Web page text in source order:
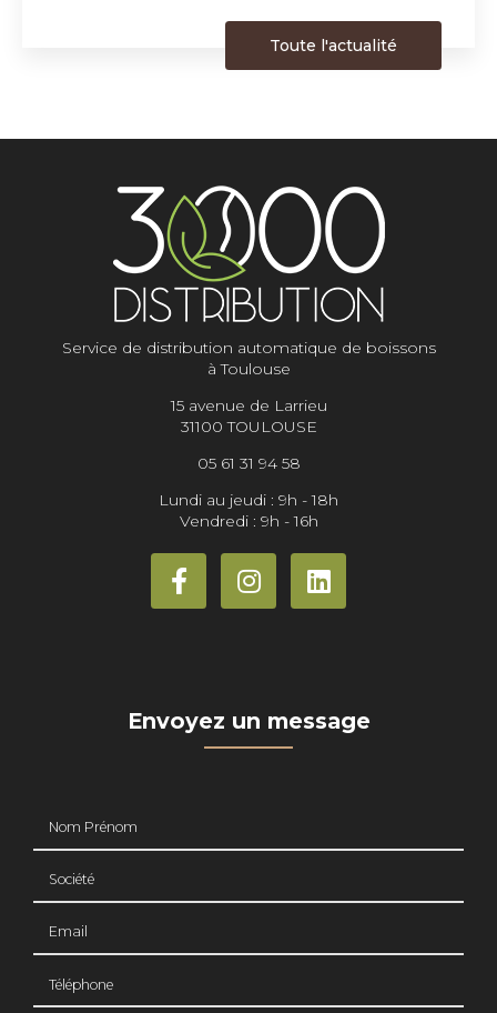
Toute l'actualité
Service de distribution automatique de boissons
à Toulouse
15 avenue de Larrieu
31100 TOULOUSE
05 61 31 94 58
Lundi au jeudi : 9h - 18h
Vendredi : 9h - 16h
Envoyez un message